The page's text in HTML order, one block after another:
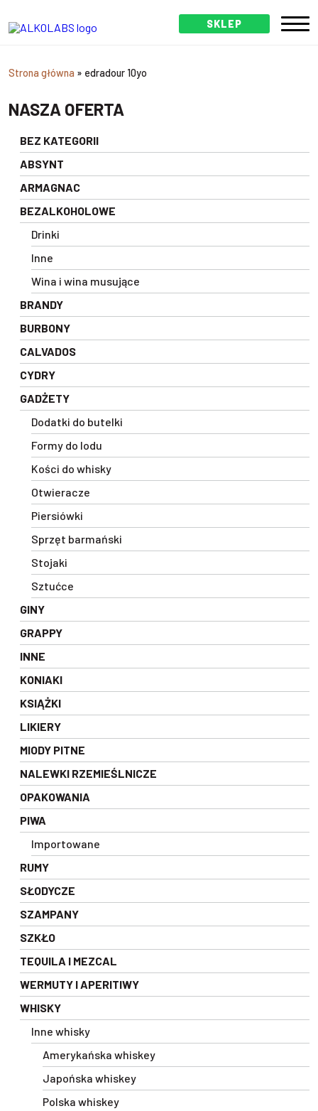
SKLEP
Strona główna » edradour 10yo
NASZA OFERTA
BEZ KATEGORII
ABSYNT
ARMAGNAC
BEZALKOHOLOWE
Drinki
Inne
Wina i wina musujące
BRANDY
BURBONY
CALVADOS
CYDRY
GADŻETY
Dodatki do butelki
Formy do lodu
Kości do whisky
Otwieracze
Piersiówki
Sprzęt barmański
Stojaki
Sztućce
GINY
GRAPPY
INNE
KONIAKI
KSIĄŻKI
LIKIERY
MIODY PITNE
NALEWKI RZEMIEŚLNICZE
OPAKOWANIA
PIWA
Importowane
RUMY
SŁODYCZE
SZAMPANY
SZKŁO
TEQUILA I MEZCAL
WERMUTY I APERITIWY
WHISKY
Inne whisky
Amerykańska whiskey
Japońska whiskey
Polska whiskey